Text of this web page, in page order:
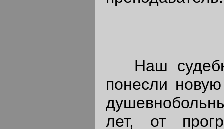
Наш
понесли
лет, от